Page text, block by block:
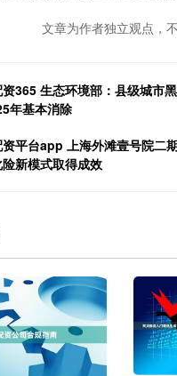
文章为作者独立观点，
365 生态环境部：县级城市
年基本消除
平台app 上海外滩壹号院二
新模式取得成效